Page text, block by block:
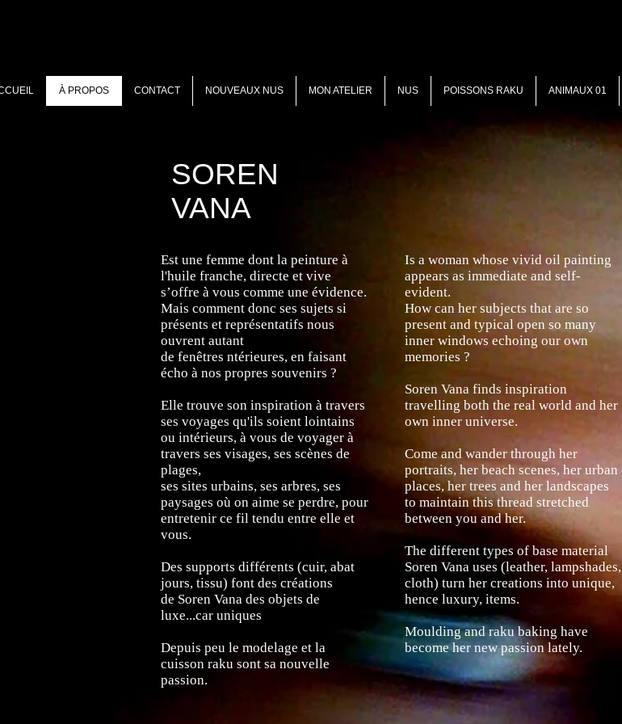
À PROPOS CONTACT NOUVEAUX NUS MON ATELIER NUS POISSONS RAKU ANIMAUX 01
SOREN
VANA
Est une femme dont la peinture à
l'huile franche, directe et vive
s’offre à vous comme une évidence.
Mais comment donc ses sujets si
présents et représentatifs nous
ouvrent autant
de fenêtres ntérieures, en faisant
écho à nos propres souvenirs ?
Elle trouve son inspiration à travers
ses voyages qu'ils soient lointains
ou intérieurs, à vous de voyager à
travers ses visages, ses scènes de
plages,
ses sites urbains, ses arbres, ses
paysages où on aime se perdre, pour
entretenir ce fil tendu entre elle et
vous.
Des supports différents (cuir, abat
jours, tissu) font des créations
de Soren Vana des objets de
luxe...car uniques
Depuis peu le modelage et la
cuisson raku sont sa nouvelle
passion.
Is a woman whose vivid oil painting
appears as immediate and self-
evident.
How can her subjects that are so
present and typical open so many
inner windows echoing our own
memories ?
Soren Vana finds inspiration
travelling both the real world and her
own inner universe.
Come and wander through her
portraits, her beach scenes, her urban
places, her trees and her landscapes
to maintain this thread stretched
between you and her.
The different types of base material
Soren Vana uses (leather, lampshades,
cloth) turn her creations into unique,
hence luxury, items.
Mouldingand rakubaking have
become her new passion lately.